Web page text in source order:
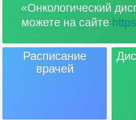
«Онкологический
можете на сайте
Расписание
врачей